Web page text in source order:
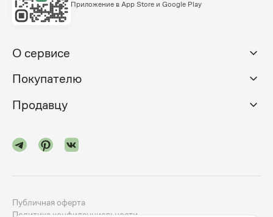
Приложение в App Store и Google Play
О сервисе
Покупателю
Продавцу
Публичная оферта
Политика конфиденциальности